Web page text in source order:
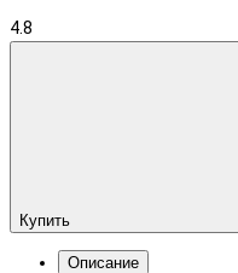
4.8
Купить
Описание